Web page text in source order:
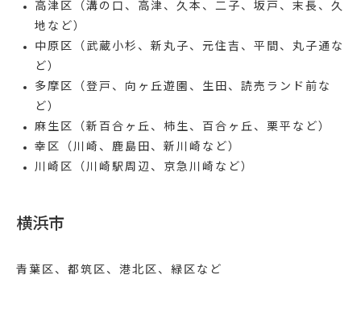
高津区
（溝の口、高津、久本、二子、坂戸、末長、久
地など）
中原区
（武蔵小杉、新丸子、元住吉、平間、丸子通な
ど）
多摩区
（登戸、向ヶ丘遊園、生田、読売ランド前な
ど）
麻生区
（新百合ヶ丘、柿生、百合ヶ丘、栗平など）
幸区
（川崎、鹿島田、新川崎など）
川崎区
（川崎駅周辺、京急川崎など）
横浜市
青葉区、都筑区、港北区、緑区など